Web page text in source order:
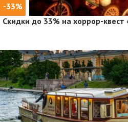
-33%
Скидки до 33% на хоррор-